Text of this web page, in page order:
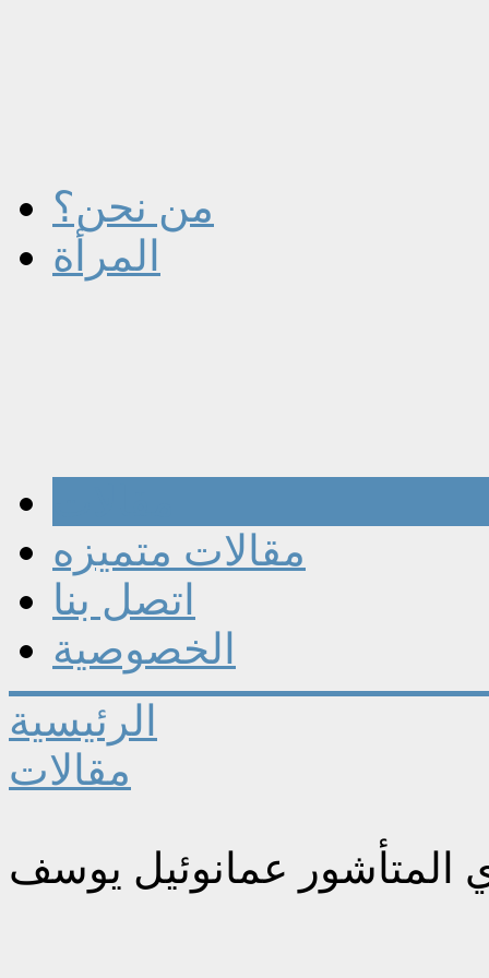
من نحن؟
المرأة
مقالات متميزه
اتصل بنا
الخصوصية
الرئيسية
مقالات
المتأشور عمانوئيل يوسف